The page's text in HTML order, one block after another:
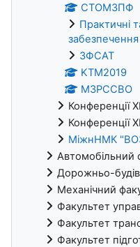
СТОМЗПФ
Практичні
забезпечення
ЗФСАТ
KTM2019
МЗРССВО
Конференції
Конференції
МіжнНМК
Автомобільний
Дорожньо-
Механічний
Факультет
Факультет
Факультет